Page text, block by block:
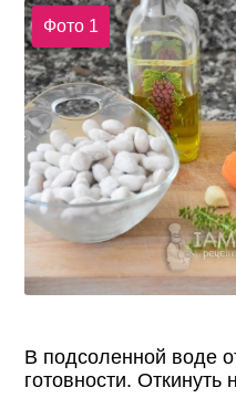
Фото 1
В подсоленной воде
готовности. Откинуть